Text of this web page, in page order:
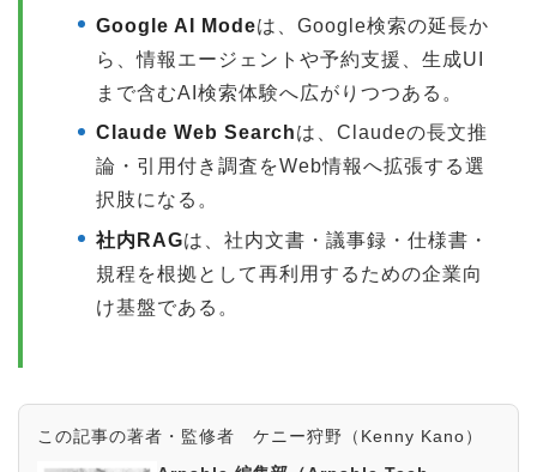
Google AI Modeは、Google検索の延長か
ら、情報エージェントや予約支援、生成UI
まで含むAI検索体験へ広がりつつある。
Claude Web Searchは、Claudeの長文推
論・引用付き調査をWeb情報へ拡張する選
択肢になる。
社内RAGは、社内文書・議事録・仕様書・
規程を根拠として再利用するための企業向
け基盤である。
この記事の著者・監修者 ケニー狩野（Kenny Kano）